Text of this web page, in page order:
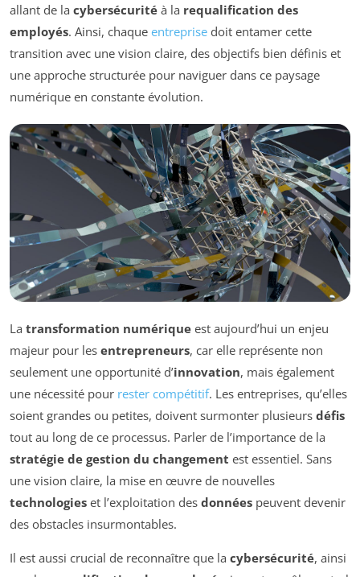
allant de la cybersécurité à la requalification des
employés. Ainsi, chaque entreprise doit entamer cette
transition avec une vision claire, des objectifs bien définis et
une approche structurée pour naviguer dans ce paysage
numérique en constante évolution.
La transformation numérique est aujourd’hui un enjeu
majeur pour les entrepreneurs, car elle représente non
seulement une opportunité d’innovation, mais également
une nécessité pour rester compétitif. Les entreprises, qu’elles
soient grandes ou petites, doivent surmonter plusieurs défis
tout au long de ce processus. Parler de l’importance de la
stratégie de gestion du changement est essentiel. Sans
une vision claire, la mise en œuvre de nouvelles
technologies et l’exploitation des données peuvent devenir
des obstacles insurmontables.
Il est aussi crucial de reconnaître que la cybersécurité, ainsi